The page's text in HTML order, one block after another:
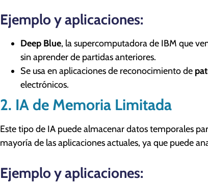
Ejemplo y aplicaciones:
Deep Blue, la supercomputadora de IBM que
sin aprender de partidas anteriores.
Se usa en aplicaciones de reconocimiento de
electrónicos.
2. IA de Memoria Limitada
Este tipo de IA puede almacenar datos temporales
mayoría de las aplicaciones actuales, ya que puede
Ejemplo y aplicaciones: